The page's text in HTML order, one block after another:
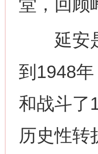
堂，回顾
延安是
到1948
和战斗了
历史性转